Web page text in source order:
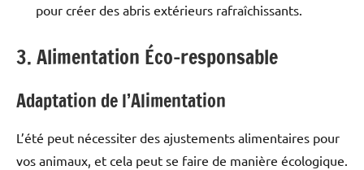
pour créer des abris extérieurs rafraîchissants.
3. Alimentation Éco-responsable
Adaptation de l’Alimentation
L’été peut nécessiter des ajustements alimentaires pour
vos animaux, et cela peut se faire de manière écologique.